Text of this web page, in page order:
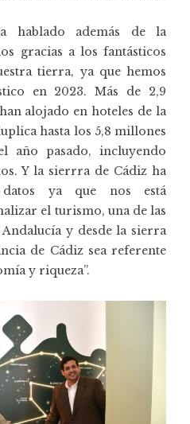
hablado además de la
gracias a los fantásticos
tierra, ya que hemos
en 2023. Más de 2,9
alojado en hoteles de la
hasta los 5,8 millones
año pasado, incluyendo
Y la sierrra de Cádiz ha
ya que nos está
el turismo, una de las
y desde la sierra
de Cádiz sea referente
y riqueza”.